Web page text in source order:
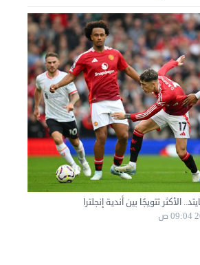
الأكثر تتويجًا بين أندية إنجلترا